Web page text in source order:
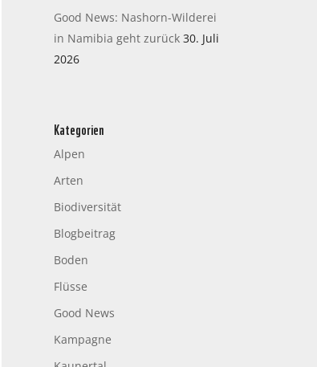
Good News: Nashorn-Wilderei
in Namibia geht zurück 30. Juli
2026
Kategorien
Alpen
Arten
Biodiversität
Blogbeitrag
Boden
Flüsse
Good News
Kampagne